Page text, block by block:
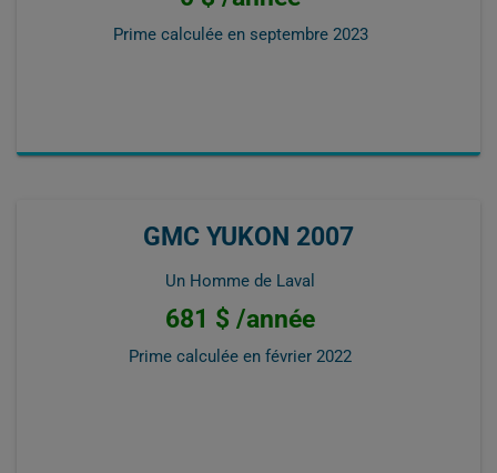
Prime calculée en septembre 2023
GMC YUKON 2007
Un Homme de Laval
681 $ /année
Prime calculée en février 2022